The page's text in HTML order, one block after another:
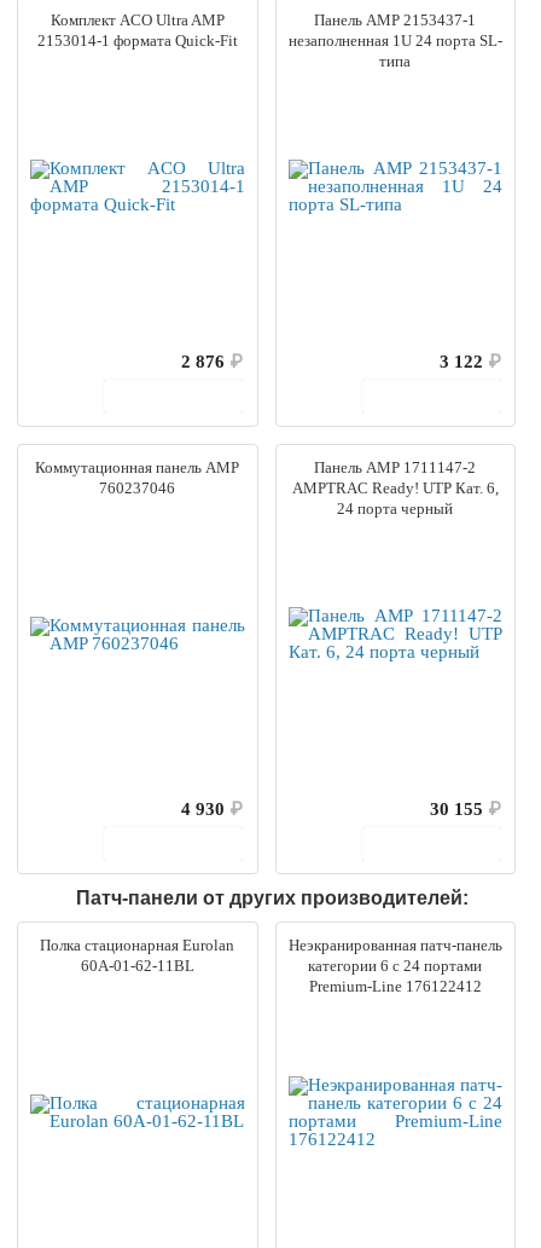
Комплект ACO Ultra AMP
2153014-1 формата Quick-Fit
2 876 ₽
Панель AMP 2153437-1
незаполненная 1U 24 порта SL-
типа
3 122 ₽
Коммутационная панель AMP
760237046
4 930 ₽
Панель AMP 1711147-2
AMPTRAC Ready! UTP Кат. 6,
24 порта черный
30 155 ₽
Патч-панели от других производителей:
Полка стационарная Eurolan
60A-01-62-11BL
Неэкранированная патч-панель
категории 6 с 24 портами
Premium-Line 176122412